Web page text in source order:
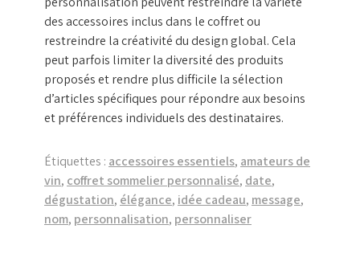
des accessoires inclus dans le coffret ou
restreindre la créativité du design global. Cela
peut parfois limiter la diversité des produits
proposés et rendre plus difficile la sélection
d’articles spécifiques pour répondre aux besoins
et préférences individuels des destinataires.
Étiquettes : accessoires essentiels, amateurs de
vin, coffret sommelier personnalisé, date,
dégustation, élégance, idée cadeau, message,
nom, personnalisation, personnaliser